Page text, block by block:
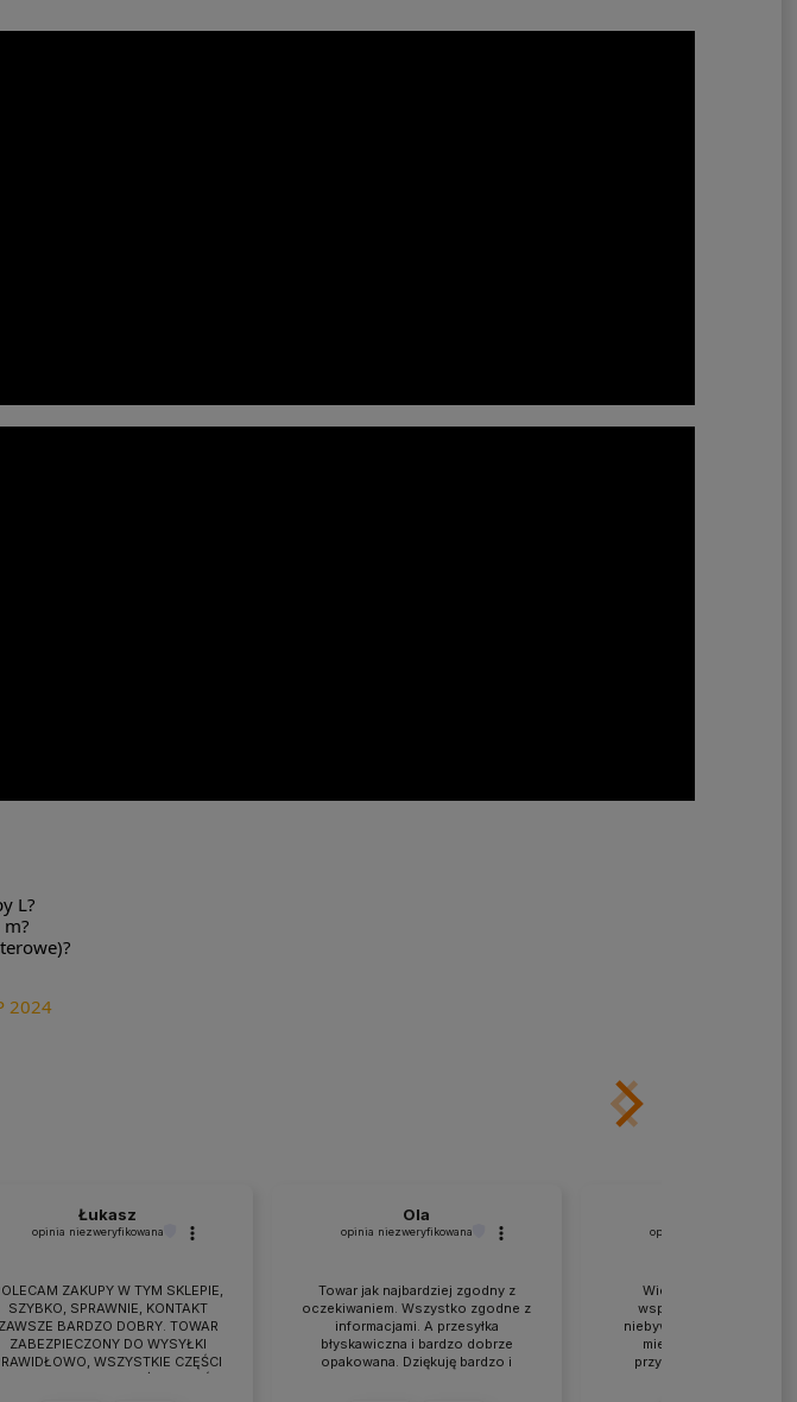
L?
2024
Łukasz
opinia niezweryfikowana
ZAKUPY W TYM SKLEPIE,
SZYBKO, SPRAWNIE, KONTAKT
ZAWSZE BARDZO DOBRY. TOWAR
ZABEZPIECZONY DO WYSYŁKI
WSZYSTKIE CZĘŚCI
Ola
opinia niezweryfikowana
Towar jak najbardziej zgodny z
oczekiwaniem. Wszystko zgodne z
informacjami. A przesyłka
błyskawiczna i bardzo dobrze
opakowana. Dziękuję bardzo i
opinia niezweryfikowana
Wielkie podziękowania
współpracę i doradztwo
niebywałą skalę. Nie ma
miejsca w Polsce...
przyjechać,